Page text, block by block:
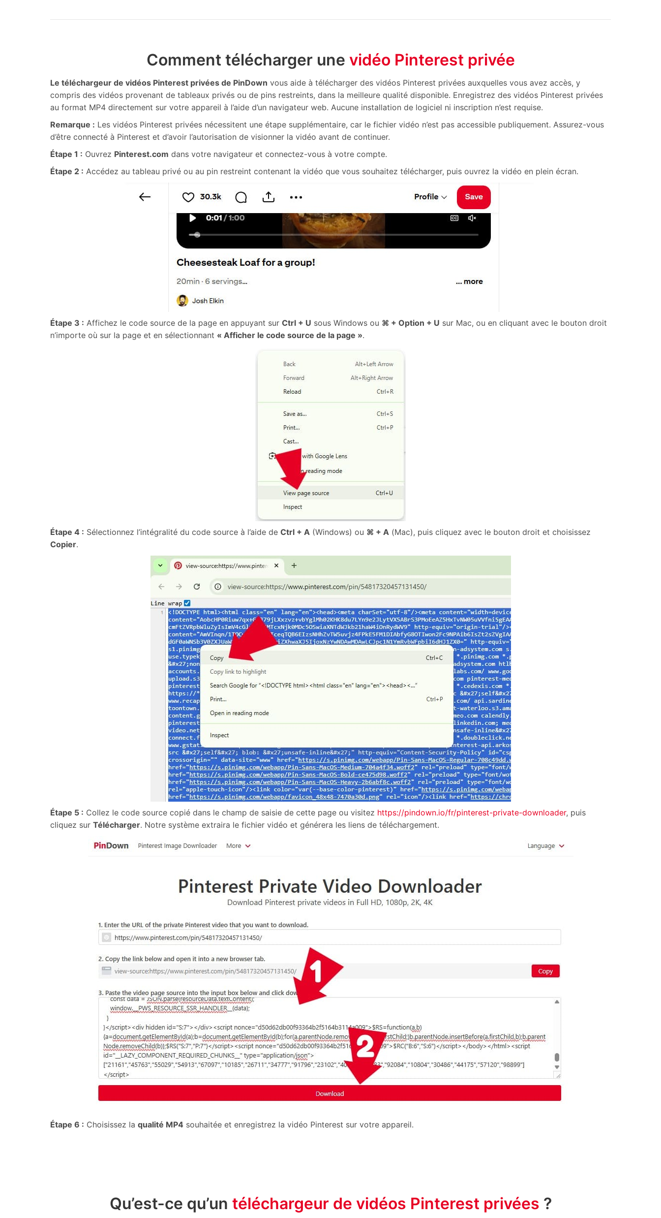
Comment télécharger une vidéo Pinterest privée
Le téléchargeur de vidéos Pinterest privées de PinDown vous aide à télécharger des vidéos Pinterest privées auxquelles vous avez accès, y
compris des vidéos provenant de tableaux privés ou de pins restreints, dans la meilleure qualité disponible. Enregistrez des vidéos Pinterest privées
au format MP4 directement sur votre appareil à l’aide d’un navigateur web. Aucune installation de logiciel ni inscription n’est requise.
Remarque : Les vidéos Pinterest privées nécessitent une étape supplémentaire, car le fichier vidéo n’est pas accessible publiquement. Assurez-vous
d’être connecté à Pinterest et d’avoir l’autorisation de visionner la vidéo avant de continuer.
Étape 1 : Ouvrez Pinterest.com dans votre navigateur et connectez-vous à votre compte.
Étape 2 : Accédez au tableau privé ou au pin restreint contenant la vidéo que vous souhaitez télécharger, puis ouvrez la vidéo en plein écran.
Étape 3 : Affichez le code source de la page en appuyant sur Ctrl + U sous Windows ou ⌘ + Option + U sur Mac, ou en cliquant avec le bouton droit
n’importe où sur la page et en sélectionnant « Afficher le code source de la page ».
Étape 4 : Sélectionnez l’intégralité du code source à l’aide de Ctrl + A (Windows) ou ⌘ + A (Mac), puis cliquez avec le bouton droit et choisissez
Copier.
Étape 5 : Collez le code source copié dans le champ de saisie de cette page ou visitez https://pindown.io/fr/pinterest-private-downloader, puis
cliquez sur Télécharger. Notre système extraira le fichier vidéo et générera les liens de téléchargement.
Étape 6 : Choisissez la qualité MP4 souhaitée et enregistrez la vidéo Pinterest sur votre appareil.
Qu’est-ce qu’un téléchargeur de vidéos Pinterest privées ?